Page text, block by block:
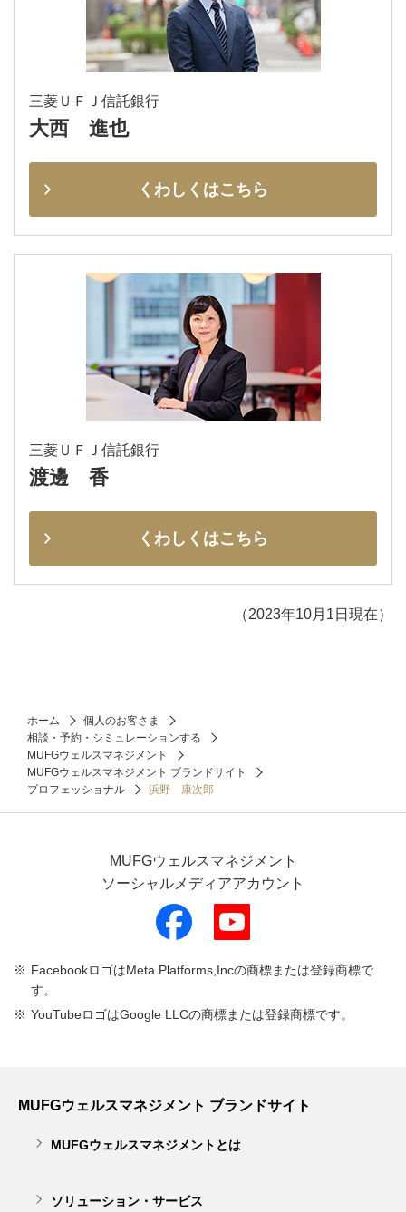
三菱ＵＦＪ信託銀行
大西 進也
くわしくはこちら
三菱ＵＦＪ信託銀行
渡邊 香
くわしくはこちら
（2023年10月1日現在）
ホーム
個人のお客さま
相談・予約・シミュレーションする
MUFGウェルスマネジメント
MUFGウェルスマネジメント ブランドサイト
プロフェッショナル
浜野 康次郎
MUFGウェルスマネジメント
ソーシャルメディアアカウント
FacebookロゴはMeta Platforms,Incの商標または登録商標で
す。
YouTubeロゴはGoogle LLCの商標または登録商標です。
MUFGウェルスマネジメント ブランドサイト
MUFGウェルスマネジメントとは
ソリューション・サービス